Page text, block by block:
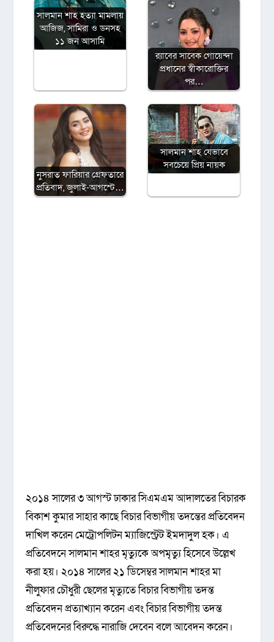
সালমান শাহ হত্যা মামলায়
আজিজ, সামিরা ও ডনসহ
১১ জন আসামি
র‍্যাবের সাবেক গোয়েন্দা
প্রধানের স্বীকারোক্তির
পর…
নুসরাত ফারিয়ার গ্রেফতারে
প্রতিবাদ, জুলাই-আগস্টে…
সালমান শাহ যেভাবে
সবচেয়ে প্রিয় নায়ক
২০১৪ সালের ৩ আগস্ট ঢাকার সিএমএম আদালতের বিচারক
বিকাশ কুমার সাহার কাছে বিচার বিভাগীয় তদন্তের প্রতিবেদন
দাখিল করেন মেট্রোপলিটন ম্যাজিস্ট্রেট ইমদাদুল হক। এ
প্রতিবেদনে সালমান শাহর মৃত্যুকে অপমৃত্যু হিসেবে উল্লেখ
করা হয়। ২০১৪ সালের ২১ ডিসেম্বর সালমান শাহর মা
নীলুফার চৌধুরী ছেলের মৃত্যুতে বিচার বিভাগীয় তদন্ত
প্রতিবেদন প্রত্যাখ্যান করেন এবং বিচার বিভাগীয় তদন্ত
প্রতিবেদনের বিরুদ্ধে নারাজি দেবেন বলে আবেদন করেন।